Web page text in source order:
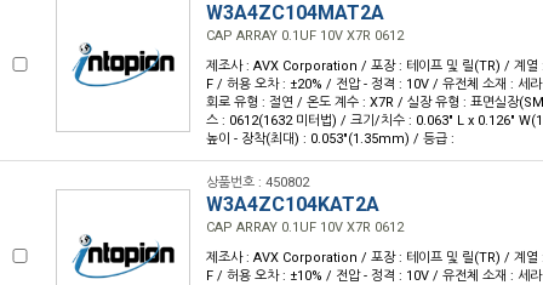
W3A4ZC104MAT2A
CAP ARRAY 0.1UF 10V X7R 0612
제조사 : AVX Corporation / 포장 : 테이프 및 릴(TR) / 계
F / 허용 오차 : ±20% / 전압 - 정격 : 10V / 유전체 소재 : 세
회로 유형 : 절연 / 온도 계수 : X7R / 실장 유형 : 표면실장
스 : 0612(1632 미터법) / 크기/치수 : 0.063" L x 0.126"
높이 - 장착(최대) : 0.053"(1.35mm) / 등급 :
상품번호 : 450802
W3A4ZC104KAT2A
CAP ARRAY 0.1UF 10V X7R 0612
제조사 : AVX Corporation / 포장 : 테이프 및 릴(TR) / 계
F / 허용 오차 : ±10% / 전압 - 정격 : 10V / 유전체 소재 : 세